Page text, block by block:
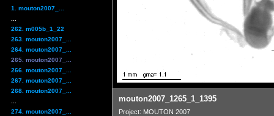
1. mouton2007_...
262. m005b_1_22
263. mouton2007_...
264. mouton2007_...
265. mouton2007_...
266. mouton2007_...
267. mouton2007_...
268. mouton2007_...
274. mouton2007_...
mouton2007_1265_1_1395
Project: MOUTON 2007